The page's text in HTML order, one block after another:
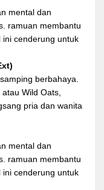
mental dan
ramuan membantu
ini cenderung untuk
berbahaya.
Wild Oats,
pria dan wanita
mental dan
ramuan membantu
ini cenderung untuk